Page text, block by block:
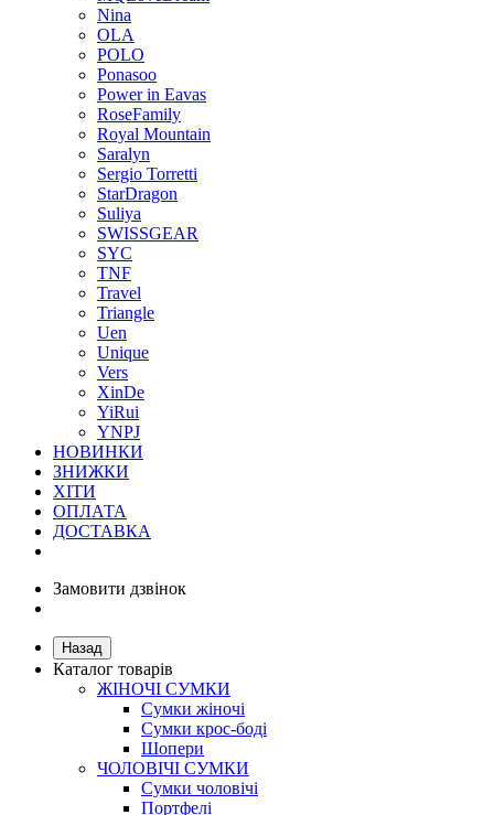
Nina
OLA
POLO
Ponasoo
Power in Eavas
RoseFamily
Royal Mountain
Saralyn
Sergio Torretti
StarDragon
Suliya
SWISSGEAR
SYC
TNF
Travel
Triangle
Uen
Unique
Vers
XinDe
YiRui
YNPJ
НОВИНКИ
ЗНИЖКИ
ХІТИ
ОПЛАТА
ДОСТАВКА
Замовити дзвінок
Назад
Каталог товарів
ЖІНОЧІ СУМКИ
Сумки жіночі
Сумки крос-боді
Шопери
ЧОЛОВІЧІ СУМКИ
Сумки чоловічі
Портфелі